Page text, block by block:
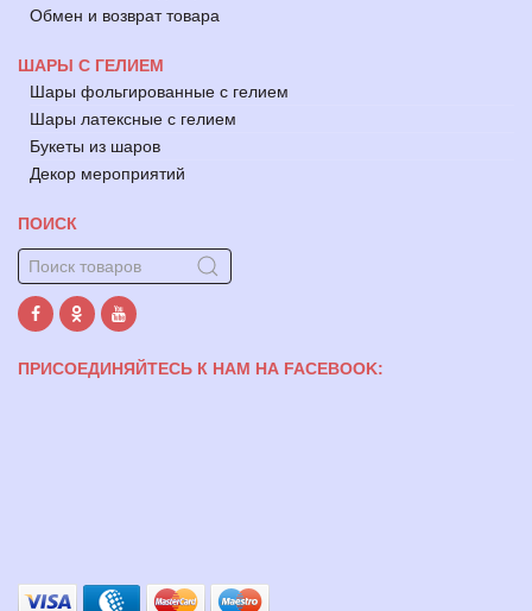
Обмен и возврат товара
ШАРЫ С ГЕЛИЕМ
Шары фольгированные с гелием
Шары латексные с гелием
Букеты из шаров
Декор мероприятий
ПОИСК
ПРИСОЕДИНЯЙТЕСЬ К НАМ НА FACEBOOK: